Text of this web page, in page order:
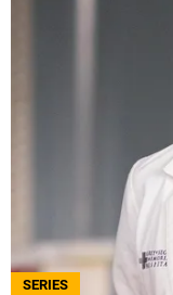
SERIES